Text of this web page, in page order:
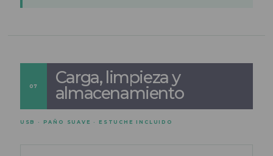
07 Carga, limpieza y
almacenamiento
USB · PAÑO SUAVE · ESTUCHE INCLUIDO